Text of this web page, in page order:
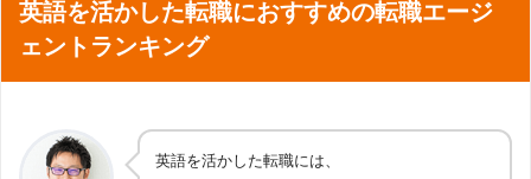
英語を活かした転職におすすめの転職エージ
ェントランキング
英語を活かした転職には、